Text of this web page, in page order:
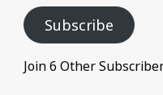
Subscribe
Join 6 Other